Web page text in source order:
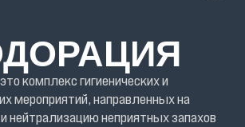
комплекс гигиенических и
мероприятий, направленных на
нейтрализацию неприятных запахов